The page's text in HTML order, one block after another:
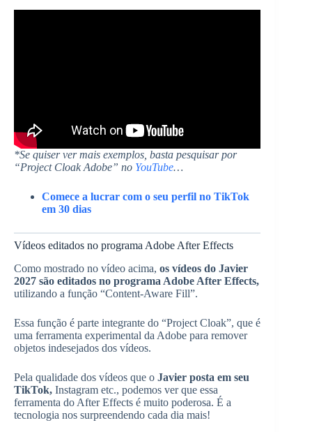
*Se quiser ver mais exemplos, basta pesquisar por
“Project Cloak Adobe” no YouTube…
Comece a lucrar com o seu perfil no TikTok
em 30 dias
Vídeos editados no programa Adobe After Effects
Como mostrado no vídeo acima, os vídeos do Javier
2027 são editados no programa Adobe After Effects,
utilizando a função “Content-Aware Fill”.
Essa função é parte integrante do “Project Cloak”, que é
uma ferramenta experimental da Adobe para remover
objetos indesejados dos vídeos.
Pela qualidade dos vídeos que o Javier posta em seu
TikTok, Instagram etc., podemos ver que essa
ferramenta do After Effects é muito poderosa. É a
tecnologia nos surpreendendo cada dia mais!